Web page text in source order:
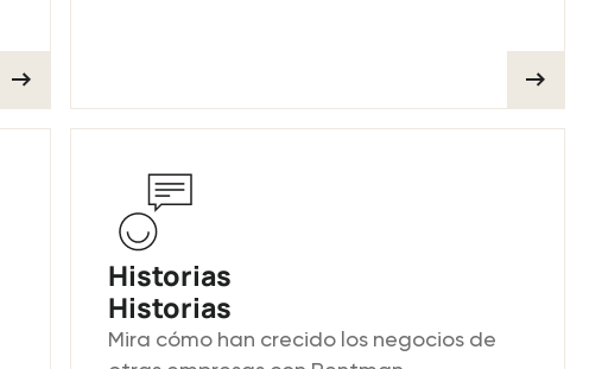
Historias
Historias
Mira cómo han crecido los negocios de